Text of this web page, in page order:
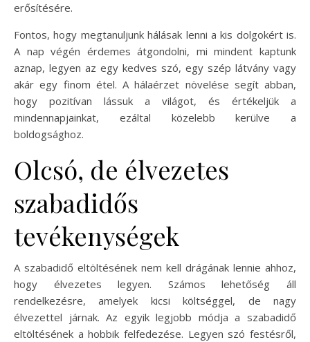
erősítésére.
Fontos, hogy megtanuljunk hálásak lenni a kis dolgokért is.
A nap végén érdemes átgondolni, mi mindent kaptunk
aznap, legyen az egy kedves szó, egy szép látvány vagy
akár egy finom étel. A hálaérzet növelése segít abban,
hogy pozitívan lássuk a világot, és értékeljük a
mindennapjainkat, ezáltal közelebb kerülve a
boldogsághoz.
Olcsó, de élvezetes
szabadidős
tevékenységek
A szabadidő eltöltésének nem kell drágának lennie ahhoz,
hogy élvezetes legyen. Számos lehetőség áll
rendelkezésre, amelyek kicsi költséggel, de nagy
élvezettel járnak. Az egyik legjobb módja a szabadidő
eltöltésének a hobbik felfedezése. Legyen szó festésről,